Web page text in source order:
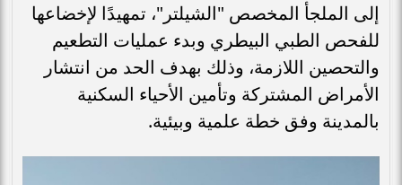
إلى الملجأ المخصص "الشيلتر"، تمهيدًا لإخضاعها
للفحص الطبي البيطري وبدء عمليات التطعيم
والتحصين اللازمة، وذلك بهدف الحد من انتشار
الأمراض المشتركة وتأمين الأحياء السكنية
بالمدينة وفق خطة علمية وبيئية.